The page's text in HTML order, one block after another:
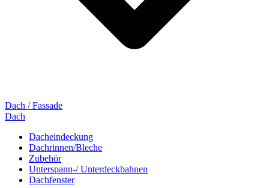
Dach / Fassade
Dach
Dacheindeckung
Dachrinnen/Bleche
Zubehör
Unterspann-/ Unterdeckbahnen
Dachfenster